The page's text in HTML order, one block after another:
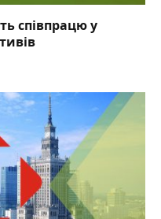
співпрацю у